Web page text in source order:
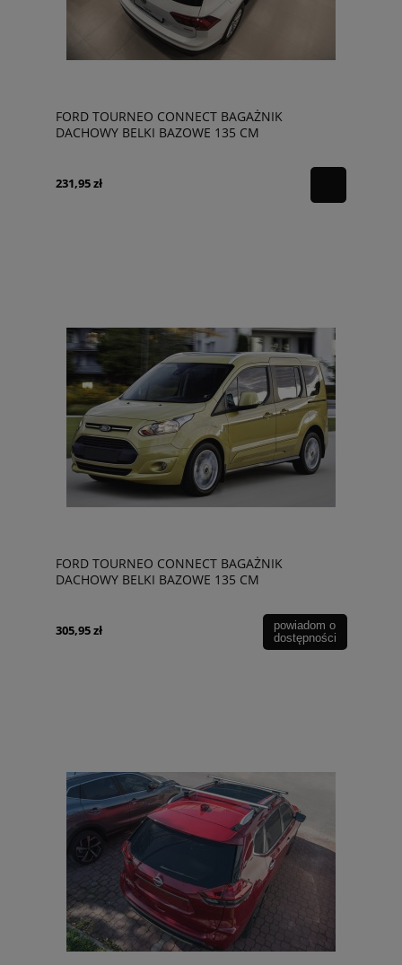
FORD TOURNEO CONNECT BAGAŻNIK
DACHOWY BELKI BAZOWE 135 CM
231,95 zł
FORD TOURNEO CONNECT BAGAŻNIK
DACHOWY BELKI BAZOWE 135 CM
305,95 zł
powiadom o
dostępności